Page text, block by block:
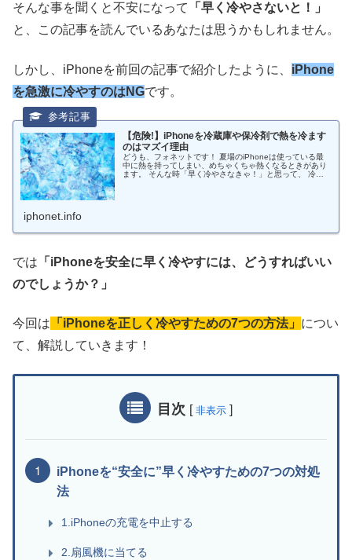
そんな事を聞くと不安になって
「早く冷やさないと！」
と、この記事を読んでいるあなたは思うかもしれません。
しかし、iPhoneを前回の記事で紹介したように、 iPhone
を急激に冷やすのはNGです。
【危険!】iPhoneを冷蔵庫や保冷剤で熱を冷ます
のはマズイ理由
どうも、フォネットです！ 夏場のiPhoneは使っている最
中に熱を持ってしまい、めちゃくちゃ熱くなるときがあり
ます。 そんな時「早く冷やさなきゃ！」と思って、 冷蔵
iphonet.info
では 「iPhoneを安全に早く冷やすには、どうすればいい
のでしょうか？」
今回は 「iPhoneを正しく冷やすための7つの方法」 につい
て、解説していきます！
目次 [ 非表示 ]
iPhoneを“安全に”早く冷やすための7つの対処
法
1.iPhoneの充電を中止する
2.扇風機に当てる